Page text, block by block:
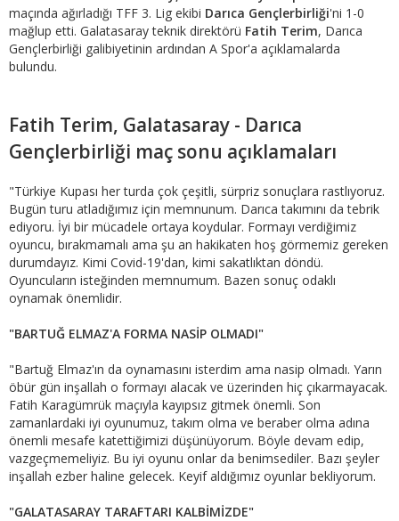
maçında ağırladığı TFF 3. Lig ekibi Darıca Gençlerbirliği'ni 1-0
mağlup etti. Galatasaray teknik direktörü Fatih Terim, Darıca
Gençlerbirliği galibiyetinin ardından A Spor'a açıklamalarda
bulundu.
Fatih Terim, Galatasaray - Darıca
Gençlerbirliği maç sonu açıklamaları
"Türkiye Kupası her turda çok çeşitli, sürpriz sonuçlara rastlıyoruz.
Bugün turu atladığımız için memnunum. Darıca takımını da tebrik
ediyoru. İyi bir mücadele ortaya koydular. Formayı verdiğimiz
oyuncu, bırakmamalı ama şu an hakikaten hoş görmemiz gereken
durumdayız. Kimi Covid-19'dan, kimi sakatlıktan döndü.
Oyuncuların isteğinden memnumum. Bazen sonuç odaklı
oynamak önemlidir.
"BARTUĞ ELMAZ'A FORMA NASİP OLMADI"
"Bartuğ Elmaz'ın da oynamasını isterdim ama nasip olmadı. Yarın
öbür gün inşallah o formayı alacak ve üzerinden hiç çıkarmayacak.
Fatih Karagümrük maçıyla kayıpsız gitmek önemli. Son
zamanlardaki iyi oyunumuz, takım olma ve beraber olma adına
önemli mesafe katettiğimizi düşünüyorum. Böyle devam edip,
vazgeçmemeliyiz. Bu iyi oyunu onlar da benimsediler. Bazı şeyler
inşallah ezber haline gelecek. Keyif aldığımız oyunlar bekliyorum.
"GALATASARAY TARAFTARI KALBİMİZDE"